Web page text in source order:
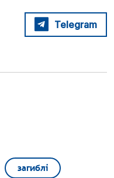
Telegram
загиблі